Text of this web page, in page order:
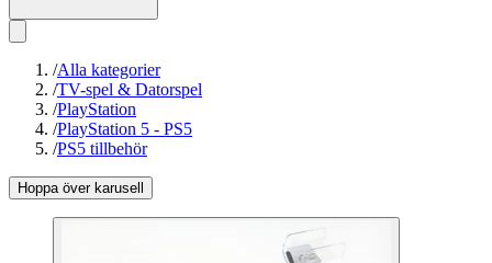
/Alla kategorier
/TV-spel & Datorspel
/PlayStation
/PlayStation 5 - PS5
/PS5 tillbehör
Hoppa över karusell